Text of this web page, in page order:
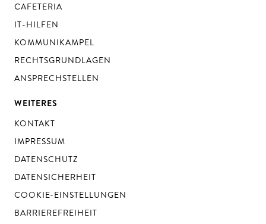
CAFETERIA
IT-HILFEN
KOMMUNIKAMPEL
RECHTSGRUNDLAGEN
ANSPRECHSTELLEN
WEITERES
KONTAKT
IMPRESSUM
DATENSCHUTZ
DATENSICHERHEIT
COOKIE-EINSTELLUNGEN
BARRIEREFREIHEIT